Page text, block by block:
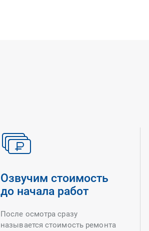
Озвучим стоимость
до начала работ
После осмотра сразу
называется стоимость ремонта